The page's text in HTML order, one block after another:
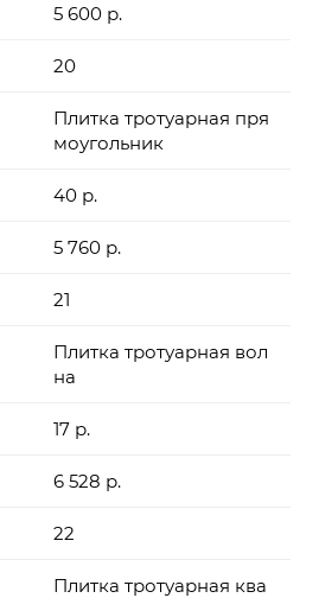
5 600 р.
20
Плитка тротуарная пря
моугольник
40 р.
5 760 р.
21
Плитка тротуарная вол
на
17 р.
6 528 р.
22
Плитка тротуарная ква